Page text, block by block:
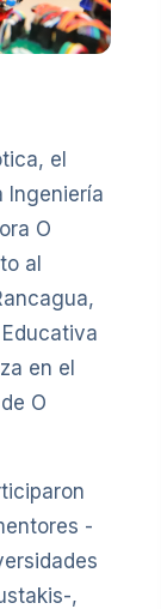
el
Ingeniería
O
al
en el
O
-
,